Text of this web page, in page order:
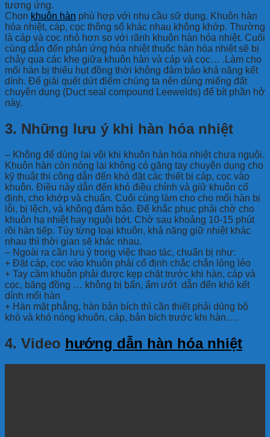
tương ứng.
Chọn khuôn hàn phù hợp với nhu cầu sữ dụng. Khuôn hàn
hóa nhiệt, cáp, cọc thông số khác nhau không khớp. Thường
là cáp và cọc nhỏ hơn so với rãnh khuôn hàn hóa nhiệt. Cuối
cùng dẫn đến phản ứng hóa nhiệt thuốc hàn hóa nhiệt sẽ bị
chảy qua các khe giữa khuôn hàn và cáp và cọc… .Làm cho
mối hàn bị thiếu hụt đồng thời không đảm bảo khả năng kết
dính. Để giải quết dứt điểm chúng ta nên dùng miếng đất
chuyên dụng (Duct seal compound Leewelds) để bít phần hở
này.
3. Những lưu ý khi hàn hóa nhiệt
– Không để dùng lại vội khi khuôn hàn hóa nhiệt chưa nguội.
Khuôn hàn còn nóng lại không có găng tay chuyên dụng cho
kỹ thuật thi công dẫn đến khó đặt các thiết bị cáp, cọc vào
khuôn. Điều này dẫn đến khó điều chỉnh và giữ khuôn cố
định, cho khớp và chuẩn. Cuối cùng làm cho cho mối hàn bị
lỗi, bị lệch, và không đảm bảo. Để khắc phục phải chờ cho
khuôn hạ nhiệt hay nguội bớt. Chờ sau khoảng 10-15 phút
rồi hàn tiếp. Tùy từng loại khuôn, khả năng giữ nhiệt khác
nhau thì thời gian sẽ khác nhau.
– Ngoài ra cần lưu ý trong việc thao tác, chuẩn bị như:
+ Đặt cáp, cọc vào khuôn phải cố định chắc chắn lỏng lẻo
+ Tay cầm khuôn phải được kẹp chặt trước khi hàn, cáp và
cọc, băng đồng … không bị bẩn, ẩm ướt dẫn đến khó kết
dính mối hàn
+ Hàn mặt phẳng, hàn bản bích thì cần thiết phải dùng bộ
khò và khó nóng khuôn, cáp, bản bích trước khi hàn….
4. Video hướng dẫn hàn hóa nhiệt